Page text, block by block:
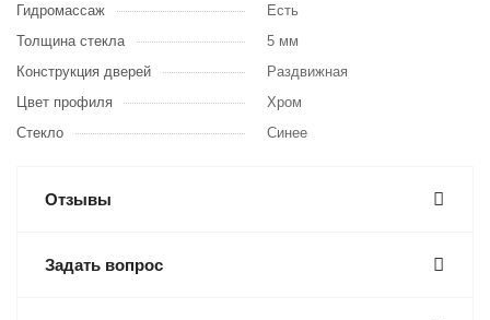
Гидромассаж
Есть
Толщина стекла
5 мм
Конструкция дверей
Раздвижная
Цвет профиля
Хром
Стекло
Синее
Отзывы
Задать вопрос